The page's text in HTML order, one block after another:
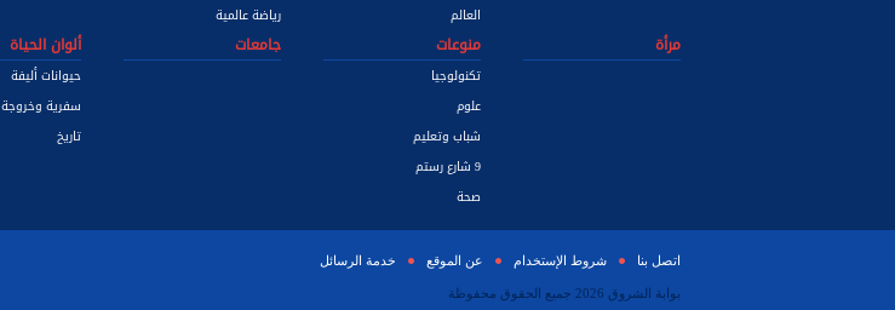
العالم
رياضة عالمية
مرأة
منوعات
تكنولوجيا
علوم
شباب وتعليم
9 شارع رستم
صحة
جامعات ألوان الحياة
حيوانات أليفة
سفرية وخروجة
تاريخ
اتصل بنا شروط الإستخدام عن الموقع خدمة الرسائل
بوابة الشروق 2026 جميع الحقوق محفوظة